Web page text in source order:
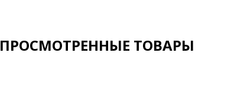
ПРОСМОТРЕННЫЕ ТОВАРЫ